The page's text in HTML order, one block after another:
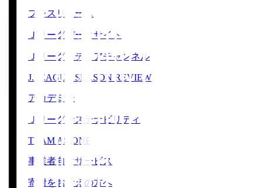
プレスリリース
Ｊリーグデータサイト
Ｊリーグメディアチャンネル
J.LEAGUE SEASON REVIEW
アカデミー
Ｊリーグサステナビリティ
TEAM AS ONE
事業者向けサービス
寄附をお考えの方へ